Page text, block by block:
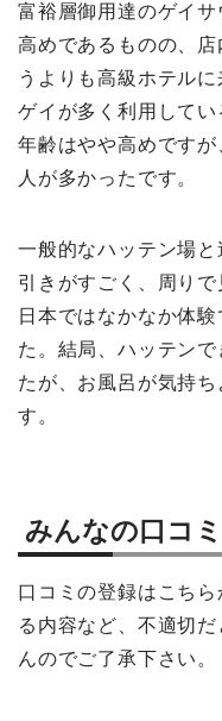
富裕層御用達のゲイ
高めであるものの、
うよりも高級ホテル
ゲイが多く利用して
年齢はやや高めです
人が多かったです。
一般的なハッテン場
引きがすごく、周りで
日本ではなかなか体
た。結局、ハッテン
たが、お風呂が気持
す。
みんなの口コミ
口コミの登録はこち
る内容など、不適切
んのでご了承下さい。